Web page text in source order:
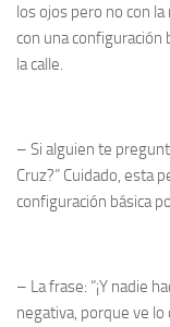
los ojos pero no con
con una configuración
la calle.
– Si alguien te
Cruz?” Cuidado, esta
configuración básica
– La frase: “¡Y nadie
negativa, porque ve